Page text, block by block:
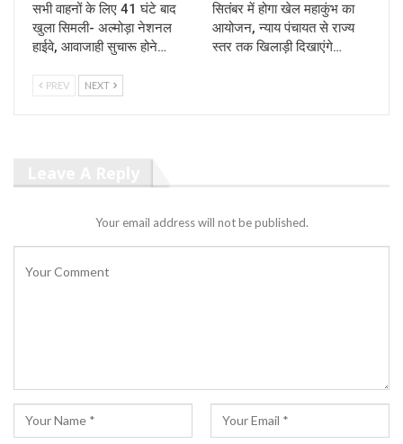
सभी वाहनों के लिए 41 घंटे बाद
खुला सिमली- अल्मोड़ा नेशनल
हाईवे, आवाजाही सुचारू होने…
सितंबर में होगा खेल महाकुंभ का
आयोजन, न्याय पंचायत से राज्य
स्तर तक खिलाड़ी दिखाएंगे…
PREV NEXT
Your email address will not be published.